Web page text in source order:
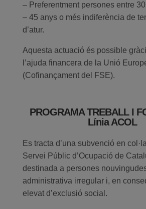
– Preferentment persones entre
– 45 anys o més indiferència de
d’atur.
Aquesta actuació és possible
l’ajuda financera de la Unió
(Cofinançament del FSE).
PROGRAMA TREBALL I
Línia ACOL
Es tracta d’una subvenció en
Servei Públic d’Ocupació de
destinada a persones
administrativa irregular i, en
elevat d’exclusió social.